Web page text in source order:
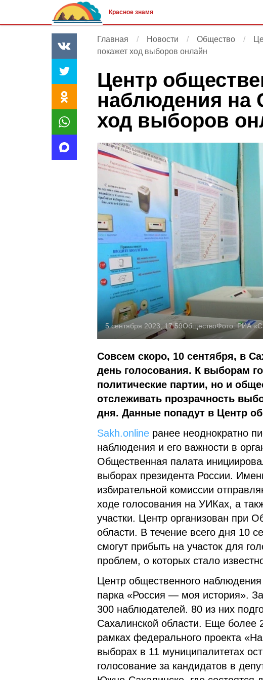
Красное знамя
Главная Новости Общество
покажет ход выборов онлайн
Центр
наблюдения на
ход выборов
5 сентября 2023, 17:59ОбществоФото:РИА
Совсем скоро, 10 сентября, в
день голосования. К выборам
политические партии, но и
отслеживать прозрачность
дня. Данные попадут в Центр
Sakh.online ранее неоднократно
наблюдения и его важности в
Общественная палата
выборах президента России.
избирательной комиссии
ходе голосования на УИКах, а
участки. Центр организован при
области. В течение всего дня 10
смогут прибыть на участок для
проблем, о которых стало
Центр общественного наблюдения
парка «Россия — моя история».
300 наблюдателей. 80 из них
Сахалинской области. Еще более
рамках федерального проекта
выборах в 11 муниципалитетах
голосование за кандидатов в